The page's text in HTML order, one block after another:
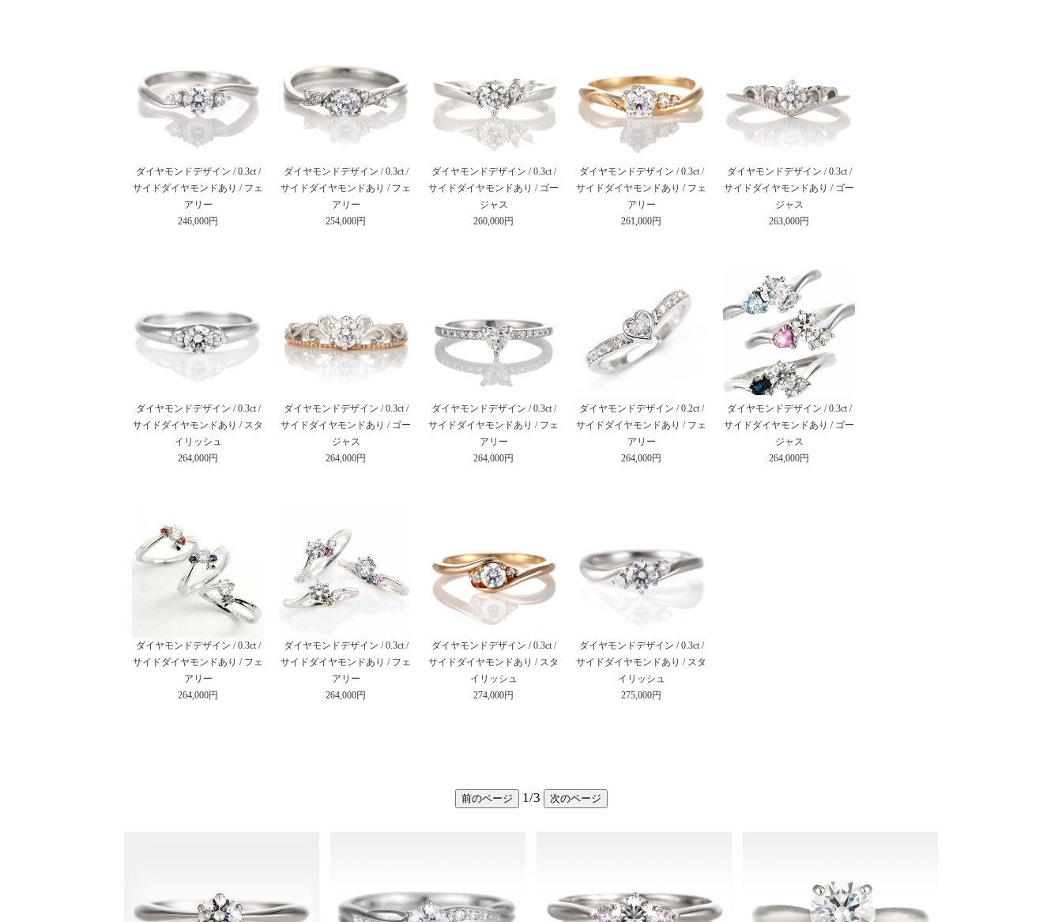
ダイヤモンドデザイン / 0.3ct /
サイドダイヤモンドあり / フェ
アリー
246,000円
ダイヤモンドデザイン / 0.3ct /
サイドダイヤモンドあり / フェ
アリー
254,000円
ダイヤモンドデザイン / 0.3ct /
サイドダイヤモンドあり / スタ
イリッシュ
274,000円
ダイヤモンドデザイン / 0.3ct /
サイドダイヤモンドあり / スタ
イリッシュ
264,000円
ダイヤモンドデザイン / 0.3ct /
サイドダイヤモンドあり / スタ
イリッシュ
275,000円
ダイヤモンドデザイン / 0.3ct /
サイドダイヤモンドあり / ゴー
ジャス
264,000円
ダイヤモンドデザイン / 0.3ct /
サイドダイヤモンドあり / フェ
アリー
261,000円
ダイヤモンドデザイン / 0.3ct /
サイドダイヤモンドあり / ゴー
ジャス
260,000円
ダイヤモンドデザイン / 0.3ct /
サイドダイヤモンドあり / ゴー
ジャス
263,000円
ダイヤモンドデザイン / 0.3ct /
サイドダイヤモンドあり / フェ
アリー
264,000円
ダイヤモンドデザイン / 0.2ct /
サイドダイヤモンドあり / フェ
アリー
264,000円
ダイヤモンドデザイン / 0.3ct /
サイドダイヤモンドあり / ゴー
ジャス
264,000円
ダイヤモンドデザイン / 0.3ct /
サイドダイヤモンドあり / フェ
アリー
264,000円
ダイヤモンドデザイン / 0.3ct /
サイドダイヤモンドあり / フェ
アリー
264,000円
前のページ 1/3 次のページ